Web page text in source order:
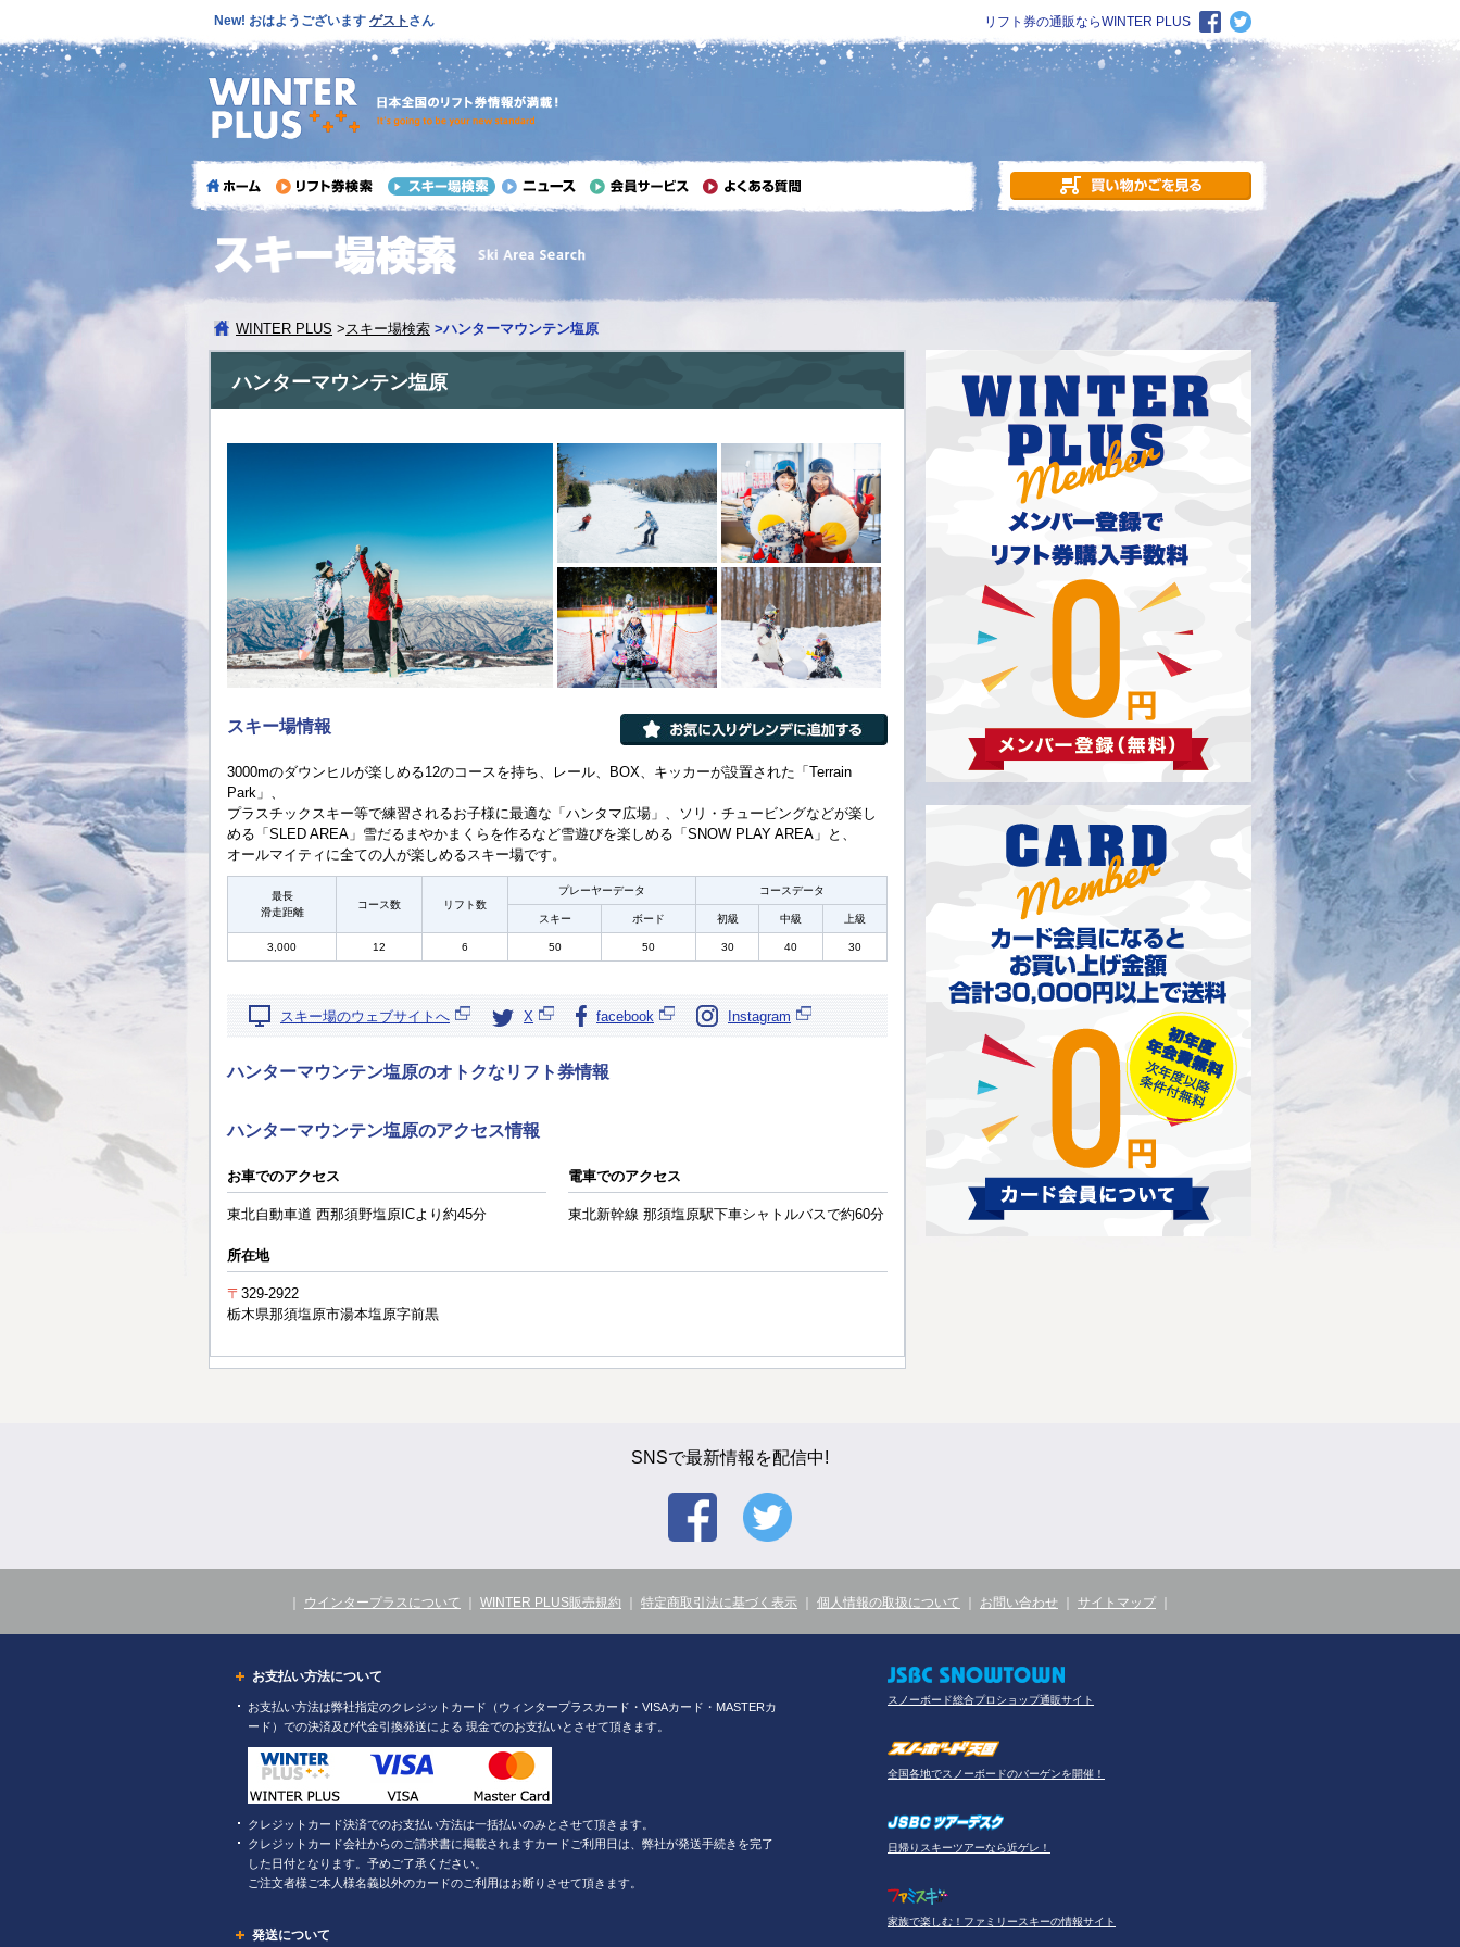
New! おはようございます ゲスト さん リフト券の通販ならWINTER PLUS
WINTER PLUS >スキー場検索 >ハンターマウンテン塩原
ハンターマウンテン塩原
スキー場情報
3000mのダウンヒルが楽しめる12のコースを持ち、レール、BOX、キッカーが設置された「Terrain
Park」、
プラスチックスキー等で練習されるお子様に最適な「ハンタマ広場」、ソリ・チュービングなどが楽し
める「SLED AREA」雪だるまやかまくらを作るなど雪遊びを楽しめる「SNOW PLAY AREA」と、
オールマイティに全ての人が楽しめるスキー場です。
最長
滑走距離
コース数 リフト数
プレーヤーデータ コースデータ
スキー ボード 初級 中級 上級
3,000 12 6 50 50 30 40 30
スキー場のウェブサイトへ X facebook Instagram
ハンターマウンテン塩原のオトクなリフト券情報
ハンターマウンテン塩原のアクセス情報
お車でのアクセス
東北自動車道 西那須野塩原ICより約45分
電車でのアクセス
東北新幹線 那須塩原駅下車シャトルバスで約60分
所在地
〒 329-2922
栃木県那須塩原市湯本塩原字前黒
SNSで最新情報を配信中!
ウインタープラスについて WINTER PLUS販売規約 特定商取引法に基づく表示 個人情報の取扱について お問い合わせ サイトマップ
スノーボード総合プロショップ通販サイト
全国各地でスノーボードのバーゲンを開催！
日帰りスキーツアーなら近ゲレ！
家族で楽しむ！ファミリースキーの情報サイト
お支払い方法について
お支払い方法は弊社指定のクレジットカード（ウィンタープラスカード・VISAカード・MASTERカ
ード）での決済及び代金引換発送による 現金でのお支払いとさせて頂きます。
クレジットカード決済でのお支払い方法は一括払いのみとさせて頂きます。
クレジットカード会社からのご請求書に掲載されますカードご利用日は、弊社が発送手続きを完了
した日付となります。予めご了承ください。
ご注文者様ご本人様名義以外のカードのご利用はお断りさせて頂きます。
発送について